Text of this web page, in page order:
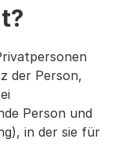
der Person,
Person und
in der sie für